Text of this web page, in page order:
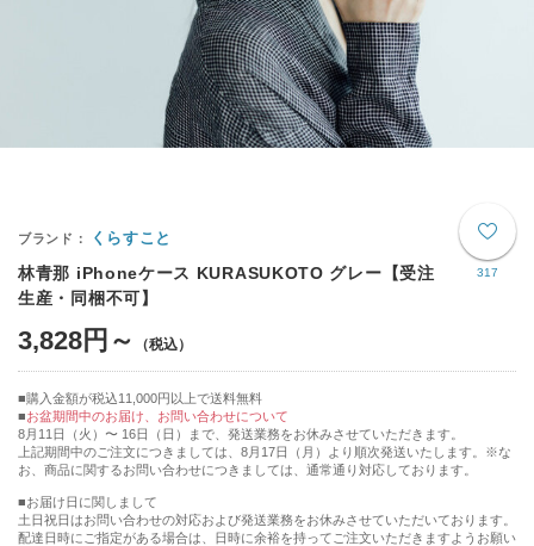
317
くらすこと
林青那 iPhoneケース KURASUKOTO グレー【受注
生産・同梱不可】
3,828円～
購入金額が税込11,000円以上で送料無料
お盆期間中のお届け、お問い合わせについて
8月11日（火）〜 16日（日）まで、発送業務をお休みさせていただきます。
上記期間中のご注文につきましては、8月17日（月）より順次発送いたします。※な
お、商品に関するお問い合わせにつきましては、通常通り対応しております。
■お届け日に関しまして
土日祝日はお問い合わせの対応および発送業務をお休みさせていただいております。
配達日時にご指定がある場合は、日時に余裕を持ってご注文いただきますようお願い